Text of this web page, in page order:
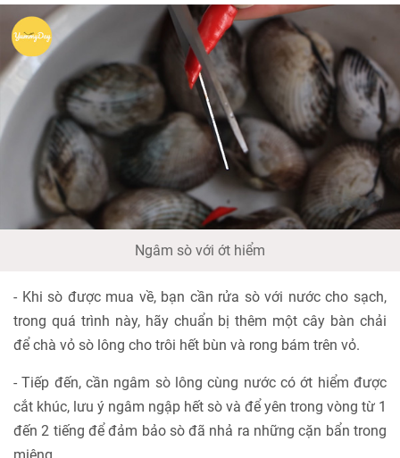
Ngâm sò với ớt hiểm
- Khi sò được mua về, bạn cần rửa sò với nước cho sạch,
trong quá trình này, hãy chuẩn bị thêm một cây bàn chải
để chà vỏ sò lông cho trôi hết bùn và rong bám trên vỏ.
- Tiếp đến, cần ngâm sò lông cùng nước có ớt hiểm được
cắt khúc, lưu ý ngâm ngập hết sò và để yên trong vòng từ 1
đến 2 tiếng để đảm bảo sò đã nhả ra những cặn bẩn trong